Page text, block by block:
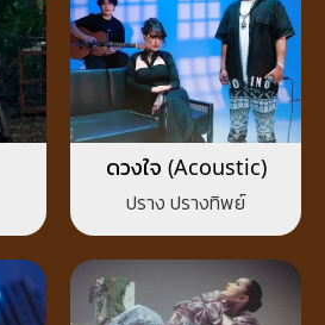
ดวงใจ (Acoustic)
ปราง ปรางทิพย์